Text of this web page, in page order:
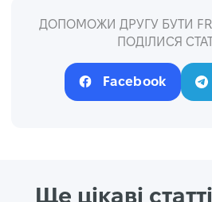
ДОПОМОЖИ ДРУГУ БУТИ
ПОДІЛИСЯ
Facebook
Ще цікаві статті